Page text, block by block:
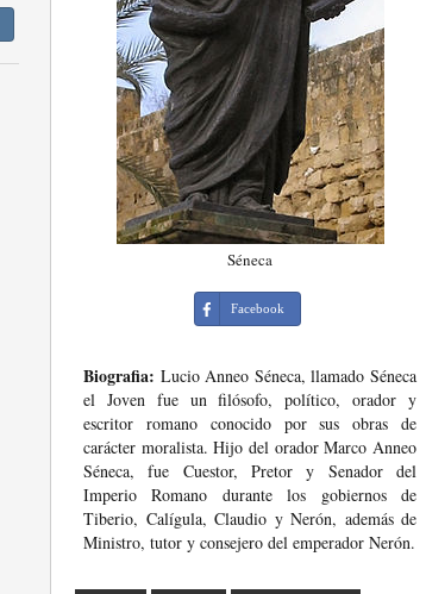
Séneca
Facebook
Biografia: Lucio Anneo Séneca, llamado Séneca
el Joven fue un filósofo, político, orador y
escritor romano conocido por sus obras de
carácter moralista. Hijo del orador Marco Anneo
Séneca, fue Cuestor, Pretor y Senador del
Imperio Romano durante los gobiernos de
Tiberio, Calígula, Claudio y Nerón, además de
Ministro, tutor y consejero del emperador Nerón.